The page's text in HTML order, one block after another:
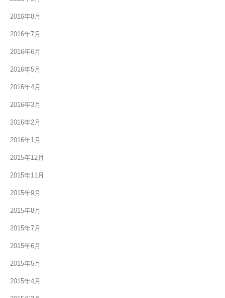
2016年8月
2016年7月
2016年6月
2016年5月
2016年4月
2016年3月
2016年2月
2016年1月
2015年12月
2015年11月
2015年9月
2015年8月
2015年7月
2015年6月
2015年5月
2015年4月